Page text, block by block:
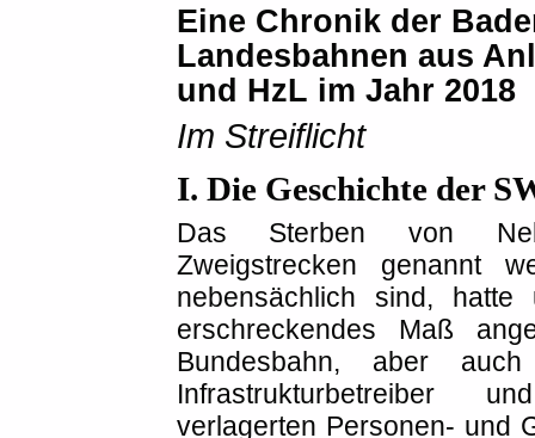
Eine Chronik der
Landesbahnen aus
und HzL im Jahr 2018
Im Streiflicht
I. Die Geschichte der
Das Sterben von
Zweigstrecken genannt
nebensächlich sind,
erschreckendes Maß
Bundesbahn, aber
Infrastrukturbetreiber
verlagerten Personen- und